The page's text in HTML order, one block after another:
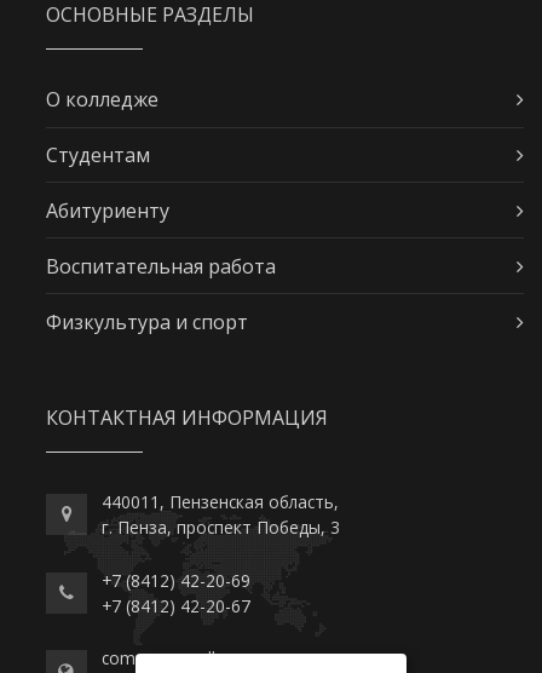
ОСНОВНЫЕ РАЗДЕЛЫ
О колледже
Студентам
Абитуриенту
Воспитательная работа
Физкультура и спорт
КОНТАКТНАЯ ИНФОРМАЦИЯ
440011, Пензенская область,
г. Пенза, проспект Победы, 3
+7 (8412) 42-20-69
+7 (8412) 42-20-67
commerce-college.ru